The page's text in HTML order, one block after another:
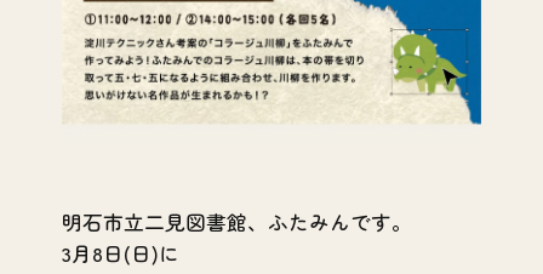
明石市立二見図書館、ふたみんです。
3月8日(日)に